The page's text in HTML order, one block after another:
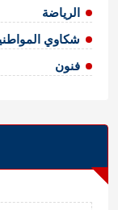
الرياضة
شكاوي
فنون